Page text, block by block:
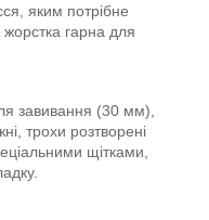
яким потрібне
гарна для
завивання (30 мм),
трохи розтворені
щітками,